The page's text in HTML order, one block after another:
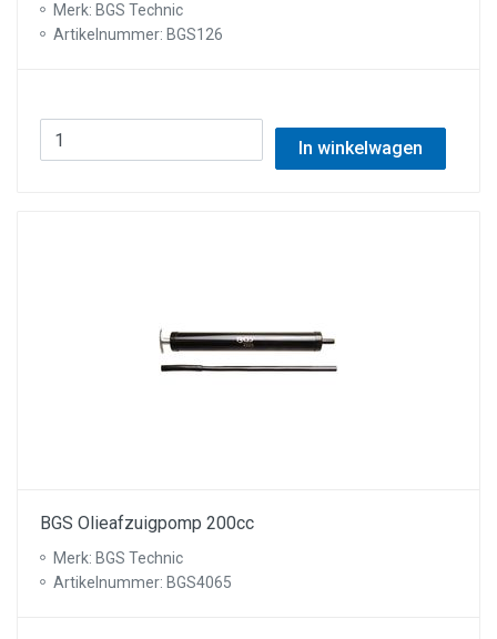
Merk: BGS Technic
Artikelnummer: BGS126
In winkelwagen
BGS Olieafzuigpomp 200cc
Merk: BGS Technic
Artikelnummer: BGS4065